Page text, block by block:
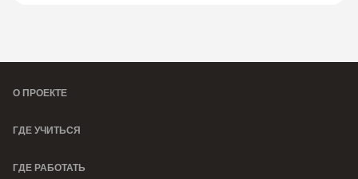
О ПРОЕКТЕ
ГДЕ УЧИТЬСЯ
ГДЕ РАБОТАТЬ